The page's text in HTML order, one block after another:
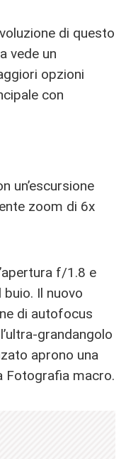
di questo
vede un
opzioni
con
un’escursione
zoom di 6x
f/1.8 e
Il nuovo
di autofocus
grandangolo
aprono una
Fotografia macro.